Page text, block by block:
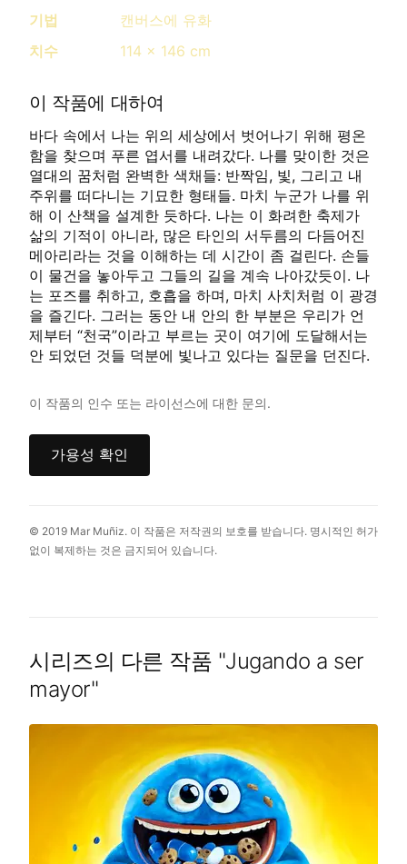
기법
캔버스에 유화
치수
114 x 146 cm
이 작품에 대하여
바다 속에서 나는 위의 세상에서 벗어나기 위해 평온
함을 찾으며 푸른 엽서를 내려갔다. 나를 맞이한 것은
열대의 꿈처럼 완벽한 색채들: 반짝임, 빛, 그리고 내
주위를 떠다니는 기묘한 형태들. 마치 누군가 나를 위
해 이 산책을 설계한 듯하다. 나는 이 화려한 축제가
삶의 기적이 아니라, 많은 타인의 서두름의 다듬어진
메아리라는 것을 이해하는 데 시간이 좀 걸린다. 손들
이 물건을 놓아두고 그들의 길을 계속 나아갔듯이. 나
는 포즈를 취하고, 호흡을 하며, 마치 사치처럼 이 광경
을 즐긴다. 그러는 동안 내 안의 한 부분은 우리가 언
제부터 “천국”이라고 부르는 곳이 여기에 도달해서는
안 되었던 것들 덕분에 빛나고 있다는 질문을 던진다.
이 작품의 인수 또는 라이선스에 대한 문의.
가용성 확인
© 2019 Mar Muñiz. 이 작품은 저작권의 보호를 받습니다. 명시적인 허가
없이 복제하는 것은 금지되어 있습니다.
시리즈의 다른 작품 "Jugando a ser
mayor"